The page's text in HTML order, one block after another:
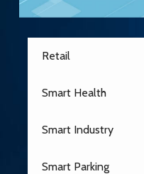
Retail
Smart Health
Smart Industry
Smart Parking